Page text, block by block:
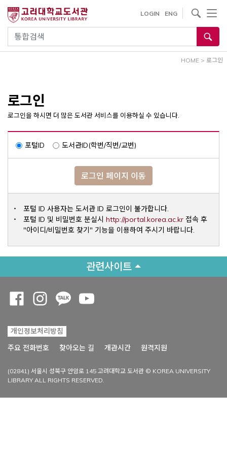
건
통합검색
LOGIN ENG
사이트내 검색
HOME > 로그인
로그인
로그인을 하시면 더 많은 도서관 서비스를 이용하실 수 있습니다.
포털ID 도서관ID(학번/직번/교번)
로그인 페이지 이동
포털 ID 사용자는 도서관 ID 로그인이 불가합니다.
포털 ID 및 비밀번호 분실시 http://portal.korea.ac.krOpens a
접속 후
"아이디/비밀번호 찾기" 기능을 이용하여 주시기 바랍니다.
관련사이트
개인정보처리방침
주요 전화번호
찾아오는 길 개관시간 원격지원
(02841) 서울시 성북구 안암로 145 고려대학교 도서관 © KOREA UNIVERSITY
LIBRARY ALL RIGHTS RESERVED.
Opens a new window
Opens a new window
Opens a new window